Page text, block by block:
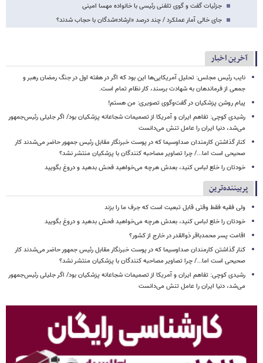
جزئیات گفت و گوی تلفنی رئیسی با خانواده مهسا امینی
جای خالی آمار عملکرد / چند درصد «ارشاد»شدگان با حجاب شدند؟
آخرین اخبار
نایب رئیس مجلس: تحلیل آمریکایی‌ها این بود که اگر در هفته اول در جنگ رمضان رهبر و
جمعی از فرماندهان به شهادت برسند، کار نظام تمام است.
پیام روشن پزشکیان در گفت‌وگوی تصویری: من هستم!
رشیدی کوچی: تفاهم ایران و آمریکا از تصمیمات شجاعانه پزشکیان بود/ اگر جلیلی رئیس‌جمهور
می‌شد، دنیا ایران را عامل تنش می‌دانست
کنار گذاشتن کارمندان صداوسیما که در پوست خبرنگار مقابل رئیس جمهور حاضر می‌شدند کار
صحیحی است اما.../ چرا تصاویر مصاحبه کنندگان با پزشکیان منتشر نشد؟
خودتان را خلع لباس کنید، بعدش هرچه می‌خواهید فحش بدهید و دروغ بگویید
پربیننده‌ترین
ولی فقیه فقط وقتی قابل تبعیت است که جرف ما را بزند
خودتان را خلع لباس کنید، بعدش هرچه می‌خواهید فحش بدهید و دروغ بگویید
اقامت پسر محمدباقر ذوالقدر در خارج از کشور؟
کنار گذاشتن کارمندان صداوسیما که در پوست خبرنگار مقابل رئیس جمهور حاضر می‌شدند کار
صحیحی است اما.../ چرا تصاویر مصاحبه کنندگان با پزشکیان منتشر نشد؟
رشیدی کوچی: تفاهم ایران و آمریکا از تصمیمات شجاعانه پزشکیان بود/ اگر جلیلی رئیس‌جمهور
می‌شد، دنیا ایران را عامل تنش می‌دانست